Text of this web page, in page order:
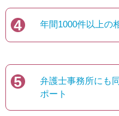
4 年間1000件以上の
5
弁護士事務所にも
ポート